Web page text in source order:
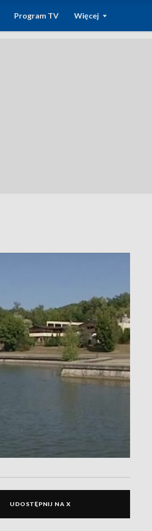
Program TV Więcej
UDOSTĘPNIJ NA X